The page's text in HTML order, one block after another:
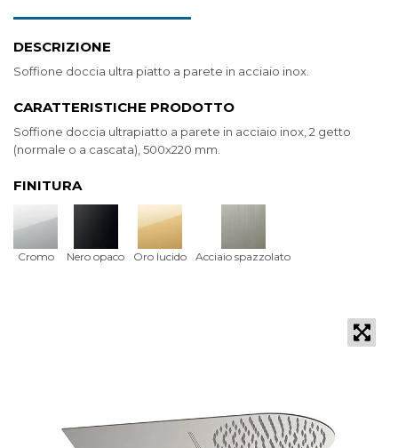
DESCRIZIONE
Soffione doccia ultra piatto a parete in acciaio inox.
CARATTERISTICHE PRODOTTO
Soffione doccia ultrapiatto a parete in acciaio inox, 2 getto
(normale o a cascata), 500x220 mm.
FINITURA
Cromo Nero opaco Oro lucido Acciaio spazzolato